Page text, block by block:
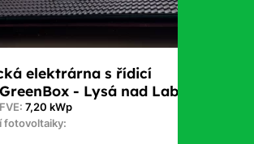
elektrárna s řídicí
- Lysá nad Labem
7,20 kWp
fotovoltaiky: